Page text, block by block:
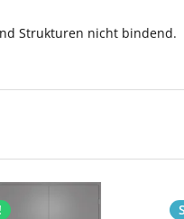
Strukturen nicht bindend.